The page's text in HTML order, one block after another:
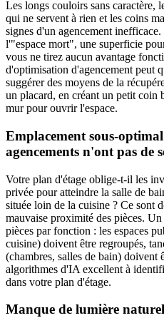
Les longs couloirs sans caractère,
qui ne servent à rien et les coins
signes d'un agencement
l'"espace mort", une superficie
vous ne tirez aucun avantage
d'optimisation d'agencement peut
suggérer des moyens de la
un placard, en créant un petit coin
mur pour ouvrir l'espace.
Emplacement sous-
agencements n'ont pas de
Votre plan d'étage oblige-t-il les
privée pour atteindre la salle de
située loin de la cuisine ? Ce sont
mauvaise proximité des pièces.
pièces par fonction : les espaces
cuisine) doivent être regroupés,
(chambres, salles de bain) doivent
algorithmes d'IA excellent à
dans votre plan d'étage.
Manque de lumière